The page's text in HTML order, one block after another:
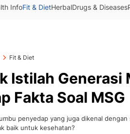
InfoFit & DietHerbalDrugs & Diseases
Fit & Diet
Istilah
Fakta Soal MSG
penyedap yang juga dikenal
baik untuk kesehatan?